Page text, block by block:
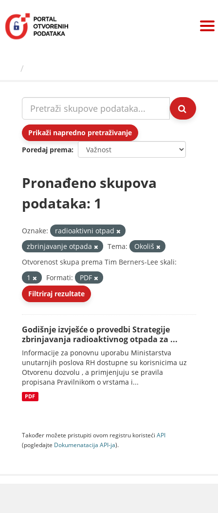
sadržaj
Prikaži napredno pretraživanje
Poredaj prema
Pronađeno skupova
podataka: 1
Oznake:
radioaktivni otpad
zbrinjavanje otpada
Tema:
Okoliš
Otvorenost skupa prema Tim Berners-Lee skali:
1
Formati:
PDF
Filtriraj rezultate
Godišnje izvješće o provedbi Strategije
zbrinjavanja radioaktivnog otpada za ...
Informacije za ponovnu uporabu Ministarstva
unutarnjih poslova RH dostupne su korisnicima uz
Otvorenu dozvolu , a primjenjuju se pravila
propisana Pravilnikom o vrstama i...
PDF
Također možete pristupiti ovom registru koristeći API
(pogledajte Dokumenаtаcijа API-jа).